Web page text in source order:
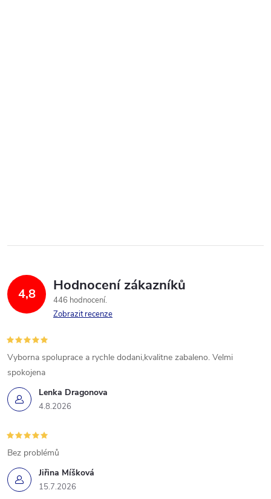
4,8 Hodnocení zákazníků
446 hodnocení
Zobrazit recenze
Lenka Dragonova
4.8.2026
Vyborna spoluprace a rychle dodani,kvalitne zabaleno. Velmi
spokojena
Jiřina Míšková
15.7.2026
Bez problémů